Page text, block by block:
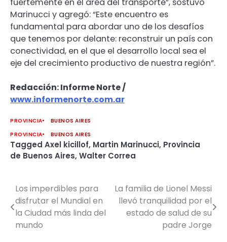
Marinucci y agregó: “Este encuentro es
fundamental para abordar uno de los desafíos
que tenemos por delante: reconstruir un país con
conectividad, en el que el desarrollo local sea el
eje del crecimiento productivo de nuestra región”.
Redacción: Informe Norte /
www.informenorte.com.ar
PROVINCIA
BUENOS AIRES
PROVINCIA
BUENOS AIRES
Tagged Axel kicillof, Martin Marinucci, Provincia
de Buenos Aires, Walter Correa
Navegación
de
entradas
Los imperdibles para
disfrutar el Mundial en
la Ciudad más linda del
mundo
La familia de Lionel Messi
llevó tranquilidad por el
estado de salud de su
padre Jorge